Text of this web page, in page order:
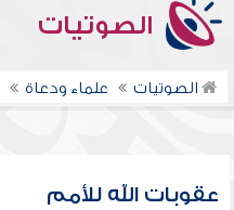
الصوتيات
الصوتيات علماء ودعاة
عقوبات الله للأمم